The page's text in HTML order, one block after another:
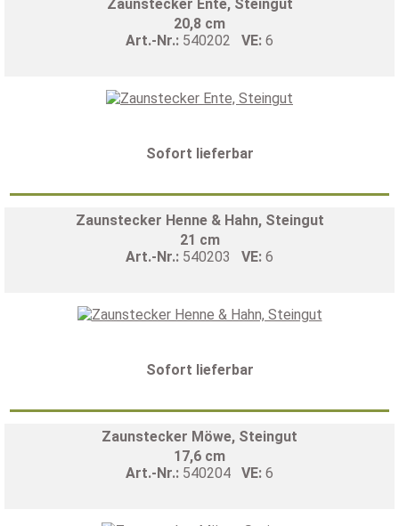
Zaunstecker Ente, Steingut
20,8 cm
Art.-Nr.: 540202 VE: 6
Sofort lieferbar
Zaunstecker Henne & Hahn, Steingut
21 cm
Art.-Nr.: 540203 VE: 6
Sofort lieferbar
Zaunstecker Möwe, Steingut
17,6 cm
Art.-Nr.: 540204 VE: 6